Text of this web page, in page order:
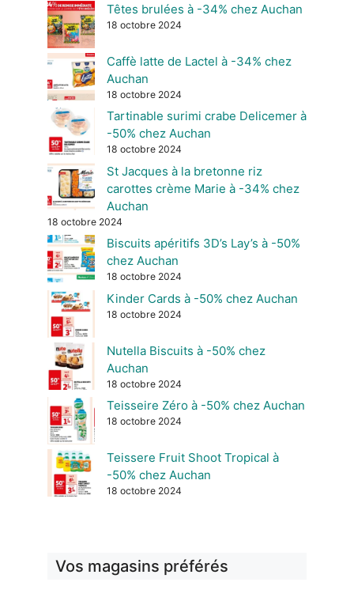
Têtes brulées à -34% chez Auchan
18 octobre 2024
Caffè latte de Lactel à -34% chez
Auchan
18 octobre 2024
Tartinable surimi crabe Delicemer à
-50% chez Auchan
18 octobre 2024
St Jacques à la bretonne riz
carottes crème Marie à -34% chez
Auchan
18 octobre 2024
Biscuits apéritifs 3D’s Lay’s à -50%
chez Auchan
18 octobre 2024
Kinder Cards à -50% chez Auchan
18 octobre 2024
Nutella Biscuits à -50% chez
Auchan
18 octobre 2024
Teisseire Zéro à -50% chez Auchan
18 octobre 2024
Teissere Fruit Shoot Tropical à
-50% chez Auchan
18 octobre 2024
Vos magasins préférés